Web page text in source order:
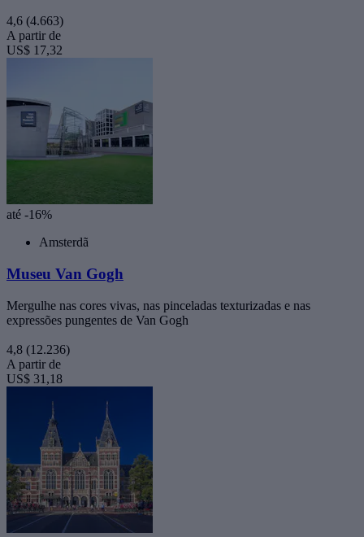
4,6 (4.663)
A partir de
US$ 17,32
até -16%
Amsterdã
Museu Van Gogh
Mergulhe nas cores vivas, nas pinceladas texturizadas e nas
expressões pungentes de Van Gogh
4,8 (12.236)
A partir de
US$ 31,18